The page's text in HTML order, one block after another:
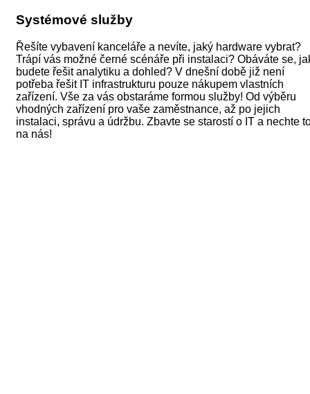
Systémové služby
Řešíte vybavení kanceláře a nevíte, jaký hardware vybrat?
Trápí vás možné černé scénáře při instalaci? Obáváte se,
budete řešit analytiku a dohled? V dnešní době již není
potřeba řešit IT infrastrukturu pouze nákupem vlastních
zařízení. Vše za vás obstaráme formou služby! Od výběru
vhodných zařízení pro vaše zaměstnance, až po jejich
instalaci, správu a údržbu. Zbavte se starostí o IT a nechte
na nás!